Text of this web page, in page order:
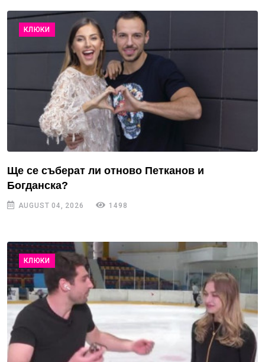
КЛЮКИ
Ще се съберат ли отново Петканов и
Богданска?
AUGUST 04, 2026 1498
КЛЮКИ